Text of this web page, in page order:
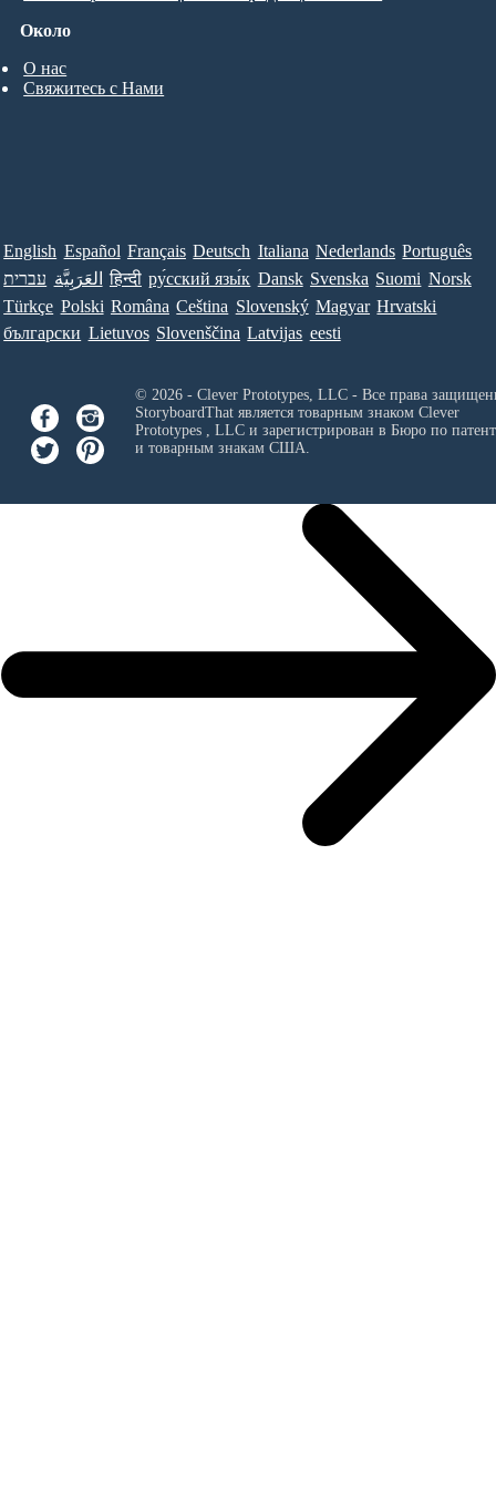
Около
О нас
Свяжитесь с Нами
English Español Français Deutsch Italiana Nederlands Português
עברית العَرَبِيَّة हिन्दी ру́сский язы́к Dansk Svenska Suomi Norsk
Türkçe Polski Româna Ceština Slovenský Magyar Hrvatski
български Lietuvos Slovenščina Latvijas eesti
© 2026 - Clever Prototypes, LLC - Все права
StoryboardThat является товарным знаком Clever
Prototypes , LLCи зарегистрирован в Бюро по
и товарным знакам США.